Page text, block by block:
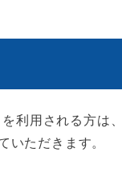
利用される方は
いただきます。